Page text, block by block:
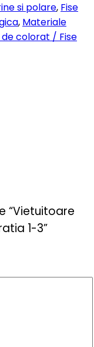
si polare, Fise
, Materiale
de colorat / Fise
“Vietuitoare
1-3”